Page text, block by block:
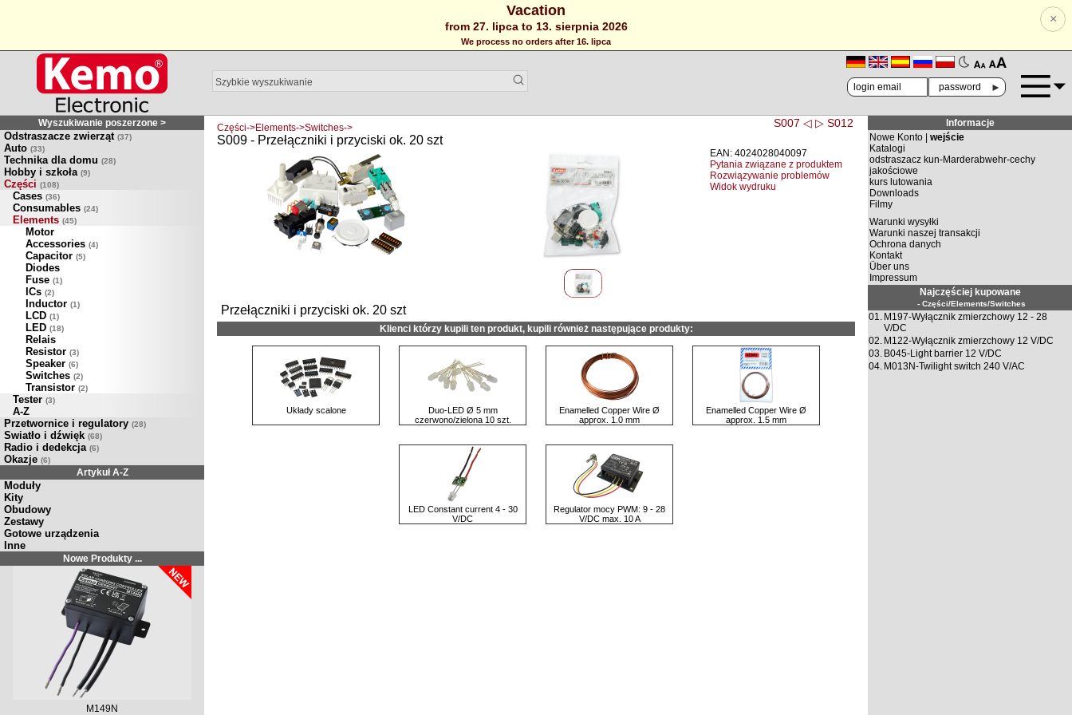
Vacation
from 27. lipca to 13. sierpnia 2026
We process no orders after 16. lipca
×
🗛 🗚
►
Wyszukiwanie poszerzone >
Odstraszacze zwierząt (37)
Auto (33)
Technika dla domu (28)
Hobby i szkoła (9)
Części (108)
Cases (36)
Consumables (24)
Elements (45)
Motor
Accessories (4)
Capacitor (5)
Diodes
Fuse (1)
ICs (2)
Inductor (1)
LCD (1)
LED (18)
Relais
Resistor (3)
Speaker (6)
Switches (2)
Transistor (2)
Tester (3)
A-Z
Przetwornice i regulatory (28)
Swiatło i dźwięk (68)
Radio i dedekcja (6)
Okazje (6)
Artykuł A-Z
Moduły
Kity
Obudowy
Zestawy
Gotowe urządzenia
Inne
Nowe Produkty ...
M149N
S007 ◁ ▷ S012
Części->Elements->Switches->
S009 - Przełączniki i przyciski ok. 20 szt
EAN: 4024028040097
Pytania związane z produktem
Rozwiązywanie problemów
Widok wydruku
Przełączniki i przyciski ok. 20 szt
Klienci którzy kupili ten produkt, kupili również następujące produkty:
Układy scalone
Duo-LED Ø 5 mm
czerwono/zielona 10 szt.
Enamelled Copper Wire Ø
approx. 1.0 mm
Enamelled Copper Wire Ø
approx. 1.5 mm
LED Constant current 4 - 30
V/DC
Regulator mocy PWM: 9 - 28
V/DC max. 10 A
Informacje
Nowe Konto | wejście
Katalogi
odstraszacz kun-Marderabwehr-cechy
jakościowe
kurs lutowania
Downloads
Filmy
Warunki wysyłki
Warunki naszej transakcji
Ochrona danych
Kontakt
Über uns
Impressum
Najczęściej kupowane
- Części/Elements/Switches
01. M197-Wyłącznik zmierzchowy 12 - 28
V/DC
02. M122-Wyłącznik zmierzchowy 12 V/DC
03. B045-Light barrier 12 V/DC
04. M013N-Twilight switch 240 V/AC